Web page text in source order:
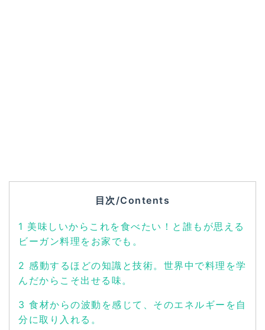
目次/Contents
1 美味しいからこれを食べたい！と誰もが思える
ビーガン料理をお家でも。
2 感動するほどの知識と技術。世界中で料理を学
んだからこそ出せる味。
3 食材からの波動を感じて、そのエネルギーを自
分に取り入れる。